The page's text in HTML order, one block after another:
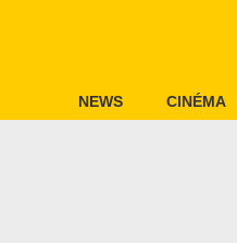
NEWS CINÉMA